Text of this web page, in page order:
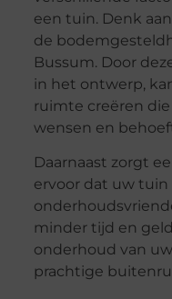
een tuin. Denk
de
Bussum. Door
in het ontwerp,
ruimte creëren
wensen en
Daarnaast zorgt
ervoor dat uw tuin
minder tijd en
onderhoud van
prachtige